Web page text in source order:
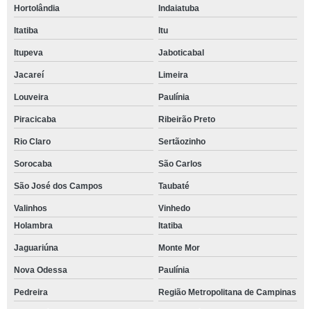
Hortolândia Indaiatuba
Itatiba Itu
Itupeva Jaboticabal
Jacareí Limeira
Louveira Paulínia
Piracicaba Ribeirão Preto
Rio Claro Sertãozinho
Sorocaba São Carlos
São José dos Campos Taubaté
Valinhos
Vinhedo
Holambra
Itatiba
Jaguariúna Monte Mor
Nova Odessa Paulínia
Pedreira Região Metropolitana de Campinas